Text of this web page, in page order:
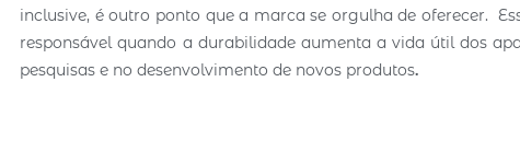
inclusive, é outro ponto que a marca se orgulha de oferecer.
responsável quando a durabilidade aumenta a vida útil dos
pesquisas e no desenvolvimento de novos produtos.